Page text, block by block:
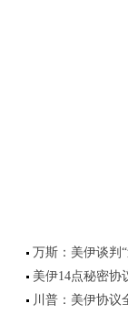
万斯：美伊谈判
美伊14点秘密协
川普：美伊协议